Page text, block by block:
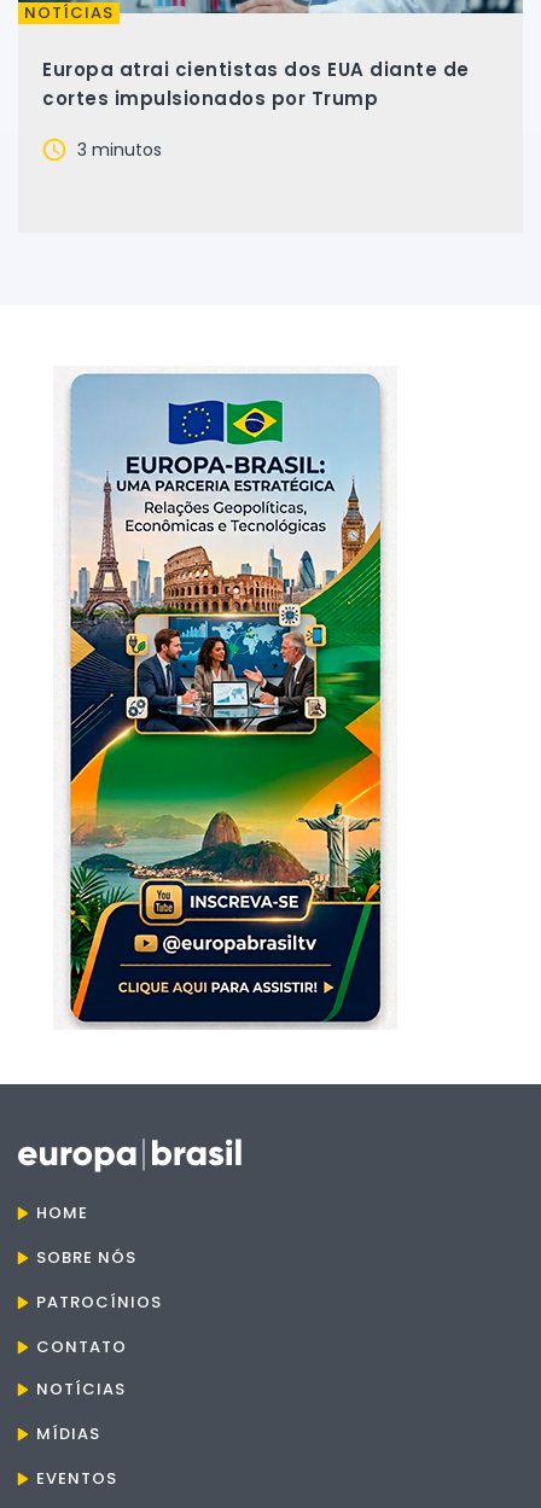
NOTÍCIAS
Europa atrai cientistas dos EUA diante de
cortes impulsionados por Trump
3 minutos
HOME
SOBRE NÓS
PATROCÍNIOS
CONTATO
NOTÍCIAS
MÍDIAS
EVENTOS